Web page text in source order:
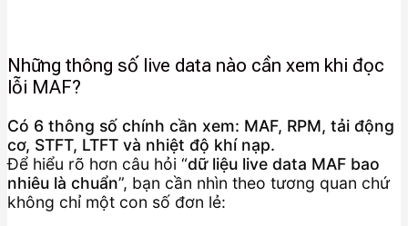
Những thông số live data nào cần xem khi đọc
lỗi MAF?
Có 6 thông số chính cần xem: MAF, RPM, tải động
cơ, STFT, LTFT và nhiệt độ khí nạp.
Để hiểu rõ hơn câu hỏi “dữ liệu live data MAF bao
nhiêu là chuẩn”, bạn cần nhìn theo tương quan chứ
không chỉ một con số đơn lẻ: